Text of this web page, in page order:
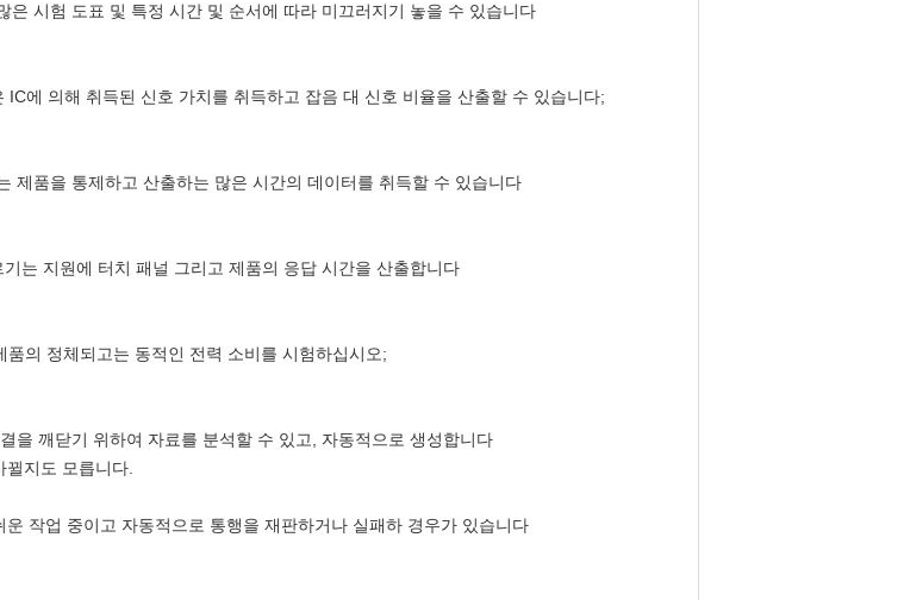
시험 도표 및 특정 시간 및 순서에 따라 미끄러지기 놓을 수 있습니다
에 의해 취득된 신호 가치를 취득하고 잡음 대 신호 비율을 산출할 수 있습니다;
제품을 통제하고 산출하는 많은 시간의 데이터를 취득할 수 있습니다
는 지원에 터치 패널 그리고 제품의 응답 시간을 산출합니다
의 정체되고는 동적인 전력 소비를 시험하십시오;
을 깨닫기 위하여 자료를 분석할 수 있고, 자동적으로 생성합니다
지도 모릅니다.
작업 중이고 자동적으로 통행을 재판하거나 실패하 경우가 있습니다